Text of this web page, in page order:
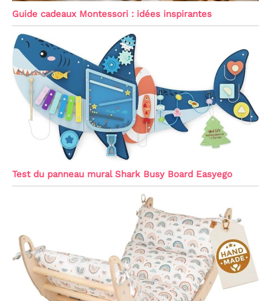
Guide cadeaux Montessori : idées inspirantes
Test du panneau mural Shark Busy Board Easyego